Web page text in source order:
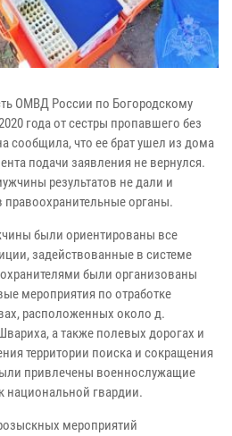
ОМВД России по Богородскому
года от сестры пропавшего без
сообщила, что ее брат ушел из дома
подачи заявления не вернулся.
результатов не дали и
правоохранительные органы.
были ориентированы все
задействованные в системе
были организованы
мероприятия по отработке
расположенных около д.
а также полевых дорогах и
территории поиска и сокращения
привлечены военнослужащие
национальной гвардии.
мероприятий